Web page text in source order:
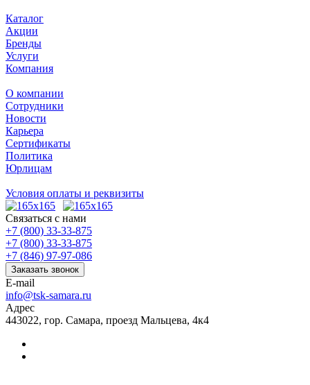
Каталог
Акции
Бренды
Услуги
Компания
О компании
Сотрудники
Новости
Карьера
Сертификаты
Политика
Юрлицам
Условия оплаты и реквизиты
Связаться с нами
+7 (800) 33-33-875
+7 (800) 33-33-875
+7 (846) 97-97-086
Заказать звонок
E-mail
info@tsk-samara.ru
Адрес
443022, гор. Самара, проезд Мальцева, 4к4